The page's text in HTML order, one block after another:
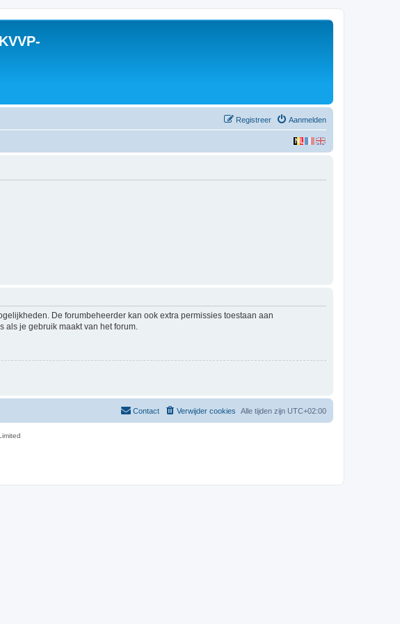
Aanmelden
Registreer
De forumbeheerder kan ook extra permissies toestaan aan
als je gebruik maakt van het forum.
Alle tijden zijn UTC+02:00
Verwijder cookies
Contact